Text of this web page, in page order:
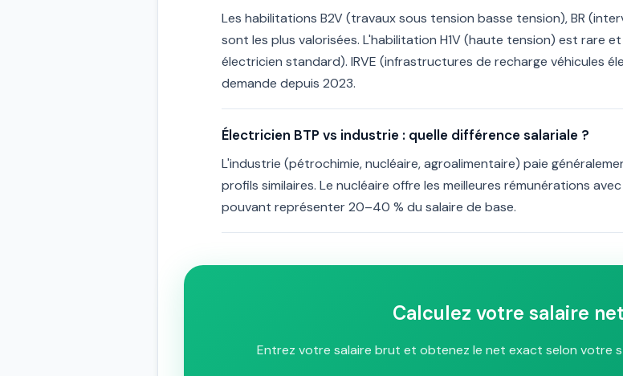
Les habilitations B2V (travaux sous tension basse tension), BR
sont les plus valorisées. L'habilitation H1V (haute tension) est rare
électricien standard). IRVE (infrastructures de recharge véhicules
demande depuis 2023.
Électricien BTP vs industrie : quelle différence salariale ?
L'industrie (pétrochimie, nucléaire, agroalimentaire) paie
profils similaires. Le nucléaire offre les meilleures rémunérations
pouvant représenter 20–40 % du salaire de base.
Calculez votre salaire
Entrez votre salaire brut et obtenez le net exact selon votre